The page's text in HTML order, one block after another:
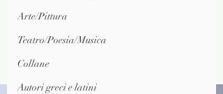
Arte/Pittura
Teatro/Poesia/Musica
Collane
Autori greci e latini